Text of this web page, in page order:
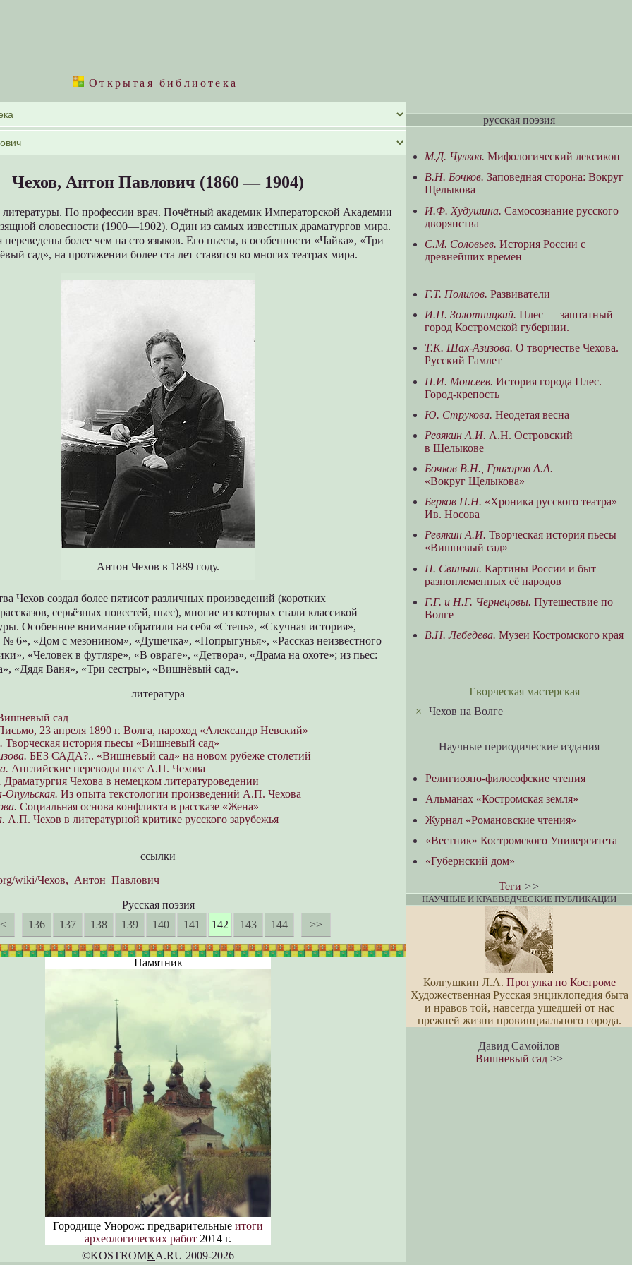
Открытая библиотека
Чехов, Антон Павлович (1860 — 1904)
По профессии врач. Почётный академик Императорской Академии
словесности (1900—1902). Один из самых известных драматургов мира.
переведены более чем на сто языков. Его пьесы, в особенности «Чайка», «Три
сад», на протяжении более ста лет ставятся во многих театрах мира.
Антон Чехов в 1889 году.
Чехов создал более пятисот различных произведений (коротких
серьёзных повестей, пьес), многие из которых стали классикой
Особенное внимание обратили на себя «Степь», «Скучная история»,
№ 6», «Дом с мезонином», «Душечка», «Попрыгунья», «Рассказ неизвестного
«Человек в футляре», «В овраге», «Детвора», «Драма на охоте»; из пьес:
«Дядя Ваня», «Три сестры», «Вишнёвый сад».
литература
сад
23 апреля 1890 г. Волга, пароход «Александр Невский»
Творческая история пьесы «Вишневый сад»
БЕЗ САДА?.. «Вишневый сад» на новом рубеже столетий
Английские переводы пьес А.П. Чехова
Драматургия Чехова в немецком литературоведении
Из опыта текстологии произведений А.П. Чехова
Социальная основа конфликта в рассказе «Жена»
А.П. Чехов в литературной критике русского зарубежья
ссылки
wiki/Чехов,_Антон_Павлович
Русская поэзия
136 137 138 139 140 141 142 143 144 >>
Памятник
Городище Унорож: предварительные итоги
археологических работ 2014 г.
©KOSTROMKA.RU 2009-2026
русская поэзия
М.Д. Чулков. Мифологический лексикон
В.Н. Бочков. Заповедная сторона: Вокруг
Щелыкова
И.Ф. Худушина. Самосознание русского
дворянства
С.М. Соловьев. История России с
древнейших времен
Г.Т. Полилов. Развиватели
И.П. Золотницкий. Плес — заштатный
город Костромской губернии.
Т.К. Шах-Азизова. О творчестве Чехова.
Русский Гамлет
П.И. Моисеев. История города Плес.
Город-крепость
Ю. Струкова. Неодетая весна
Ревякин А.И. А.Н. Островский
в Щелыкове
Бочков В.Н., Григоров А.А.
«Вокруг Щелыкова»
Берков П.Н. «Хроника русского театра»
Ив. Носова
Ревякин А.И. Творческая история пьесы
«Вишневый сад»
П. Свиньин. Картины России и быт
разноплеменных её народов
Г.Г. и Н.Г. Чернецовы. Путешествие по
Волге
В.Н. Лебедева. Музеи Костромского края
Творческая мастерская
×Чехов на Волге
Научные периодические издания
Религиозно-философские чтения
Альманах «Костромская земля»
Журнал «Романовские чтения»
«Вестник» Костромского Университета
«Губернский дом»
Теги >>
НАУЧНЫЕ И КРАЕВЕДЧЕСКИЕ ПУБЛИКАЦИИ
Колгушкин Л.А. Прогулка по Костроме
Художественная Русская энциклопедия быта
и нравов той, навсегда ушедшей от нас
прежней жизни провинциального города.
Давид Самойлов
Вишневый сад >>